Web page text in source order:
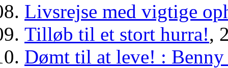
Livsrejse med vigtige
Tilløb til et stort hurra!,
Dømt til at leve! :